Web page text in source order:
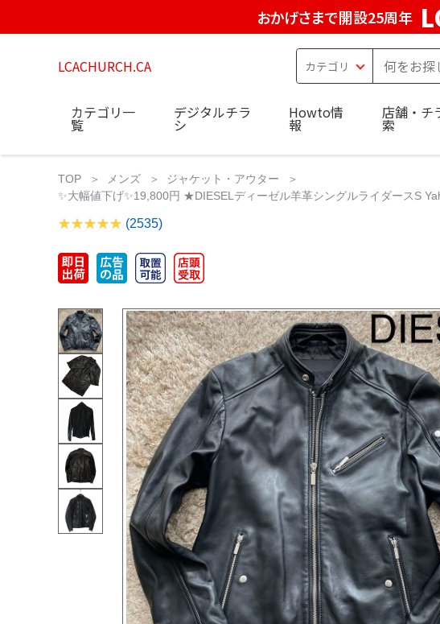
おかげさまで開設25周年
LCACHURCH.CA
カテゴリ一
覧
デジタルチラ
シ
Howto情
報
店舗・チ
索
TOP メンズ
ジャケット・アウター
✨大幅値下げ✨19,800円 ★DIESELディーゼル羊革シングルライダースS
(2535)